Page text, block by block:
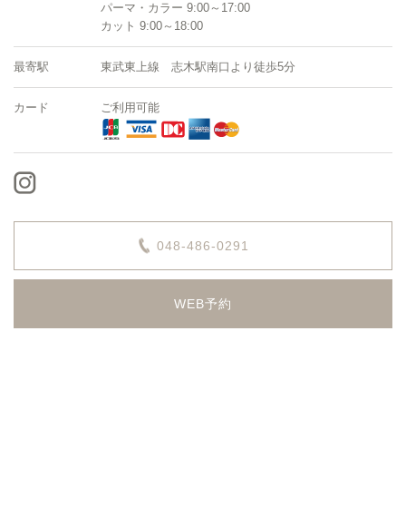
パーマ・カラー 9:00～17:00
カット 9:00～18:00
最寄駅 東武東上線 志木駅南口より徒歩5分
カード ご利用可能
048-486-0291
WEB予約